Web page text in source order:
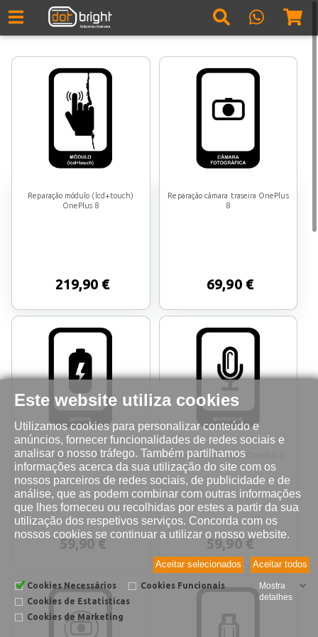
Este website utiliza cookies
Utilizamos cookies para personalizar conteúdo e
anúncios, fornecer funcionalidades de redes sociais e
analisar o nosso tráfego. Também partilhamos
informações acerca da sua utilização do site com os
nossos parceiros de redes sociais, de publicidade e de
análise, que as podem combinar com outras informações
que lhes forneceu ou recolhidas por estes a partir da sua
utilização dos respetivos serviços. Concorda com os
nossos cookies se continuar a utilizar o nosso website.
Aceitar todos
Aceitar selecionados
Cookies Necessários
Cookies Funcionais
Cookies de Estatísticas
Cookies de Marketing
Mostra
detalhes
Reparação módulo (lcd+touch)
OnePlus 8
219,90 €
Reparação câmara traseira OnePlus
8
69,90 €
Reparação bateria OnePlus 8
59,90 €
Reparação microfone OnePlus 8
59,90 €